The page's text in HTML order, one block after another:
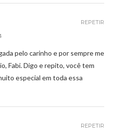
pelo carinho e por sempre me
Fabi. Digo e repito, você tem
especial em toda essa
REPETIR
REPETIR